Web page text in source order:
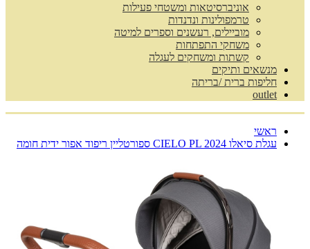
אוניברסיטאות ומשטחי פעילות
טרמפולינות ונדנדות
מוביילים, רעשנים וספרים למיטה
משחקי התפתחות
קשתות ומשחקים לעגלה
מנשאים ותיקים
חליפות ברית /בריתה
outlet
ראשי
עגלת סיאלו CIELO PL 2024 ספורטליין ריפוד אפור ידית חומה